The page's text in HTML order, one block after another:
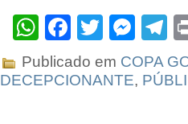
WhatsApp
Facebook
Twitter
Publicado em COPA
DECEPCIONANTE,